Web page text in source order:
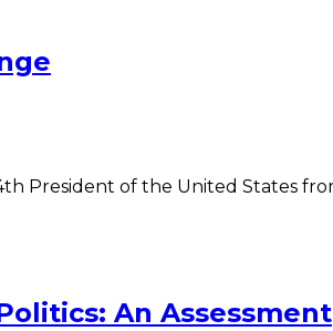
President of the United States
An Assessment